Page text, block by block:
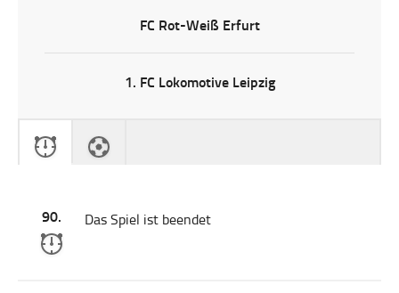
FC Rot-Weiß Erfurt
1. FC Lokomotive Leipzig
90. Das Spiel ist beendet